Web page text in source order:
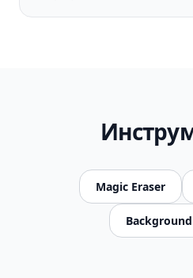
Magic Eraser